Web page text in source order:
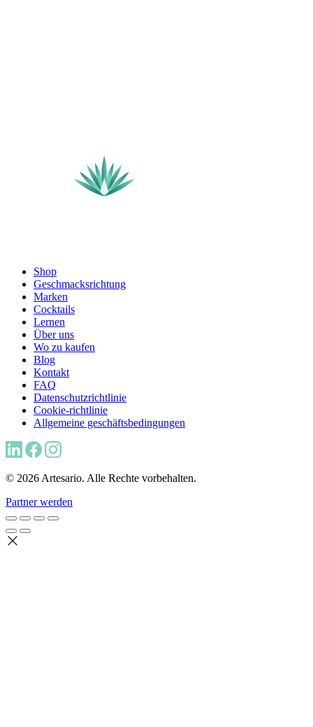
Shop
Geschmacksrichtung
Marken
Cocktails
Lernen
Über uns
Wo zu kaufen
Blog
Kontakt
FAQ
Datenschutzrichtlinie
Cookie-richtlinie
Allgemeine geschäftsbedingungen
© 2026 Artesario. Alle Rechte vorbehalten.
Partner werden